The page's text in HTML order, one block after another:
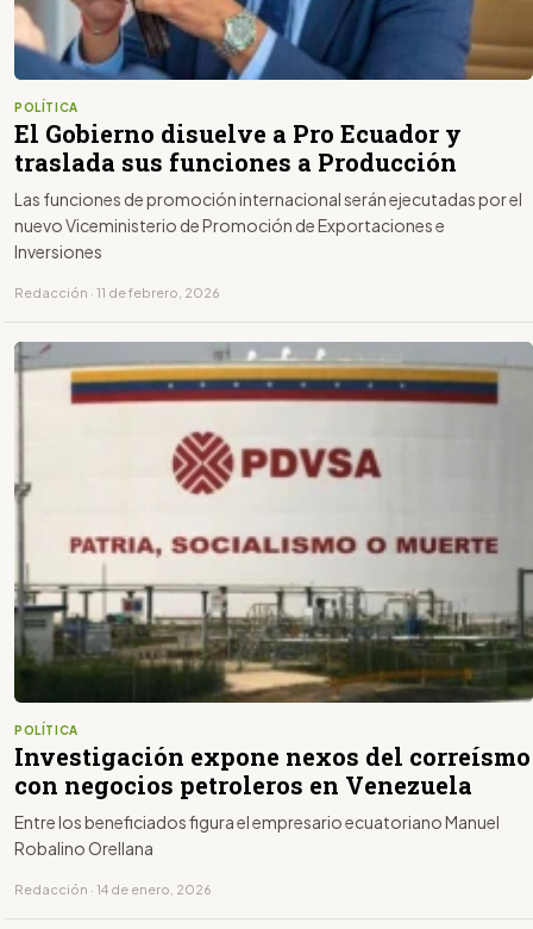
POLÍTICA
El Gobierno disuelve a Pro Ecuador y
traslada sus funciones a Producción
Las funciones de promoción internacional serán ejecutadas por el
nuevo Viceministerio de Promoción de Exportaciones e
Inversiones
Redacción · 11 de febrero, 2026
POLÍTICA
Investigación expone nexos del correísmo
con negocios petroleros en Venezuela
Entre los beneficiados figura el empresario ecuatoriano Manuel
Robalino Orellana
Redacción · 14 de enero, 2026